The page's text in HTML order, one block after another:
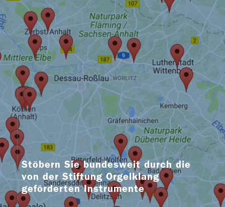
Stöbern Sie bundesweit durch die
von der Stiftung Orgelklang
geförderten Instrumente